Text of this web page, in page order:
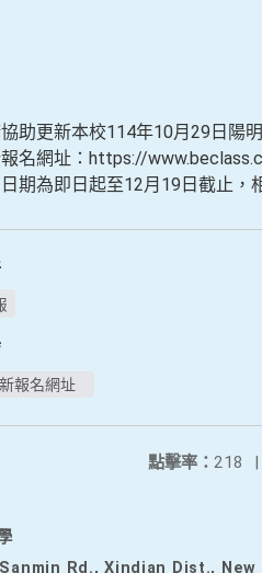
助更新本校114年10月29日陽
名網址：https://
期為即日起至12月19日截止，
報名網址
點擊率： 218 |
Rd., Xindian Dist.,